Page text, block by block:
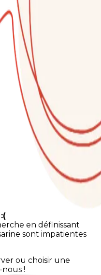
en définissant
sont impatientes
ou choisir une
!